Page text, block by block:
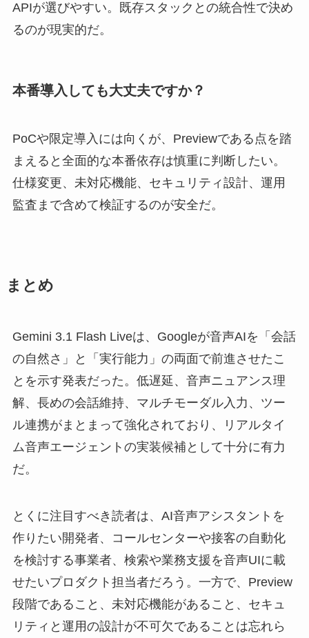
APIが選びやすい。既存スタックとの統合性で決め
るのが現実的だ。
本番導入しても大丈夫ですか？
PoCや限定導入には向くが、Previewである点を踏
まえると全面的な本番依存は慎重に判断したい。
仕様変更、未対応機能、セキュリティ設計、運用
監査まで含めて検証するのが安全だ。
まとめ
Gemini 3.1 Flash Liveは、Googleが音声AIを「会話
の自然さ」と「実行能力」の両面で前進させたこ
とを示す発表だった。低遅延、音声ニュアンス理
解、長めの会話維持、マルチモーダル入力、ツー
ル連携がまとまって強化されており、リアルタイ
ム音声エージェントの実装候補として十分に有力
だ。
とくに注目すべき読者は、AI音声アシスタントを
作りたい開発者、コールセンターや接客の自動化
を検討する事業者、検索や業務支援を音声UIに載
せたいプロダクト担当者だろう。一方で、Preview
段階であること、未対応機能があること、セキュ
リティと運用の設計が不可欠であることは忘れら